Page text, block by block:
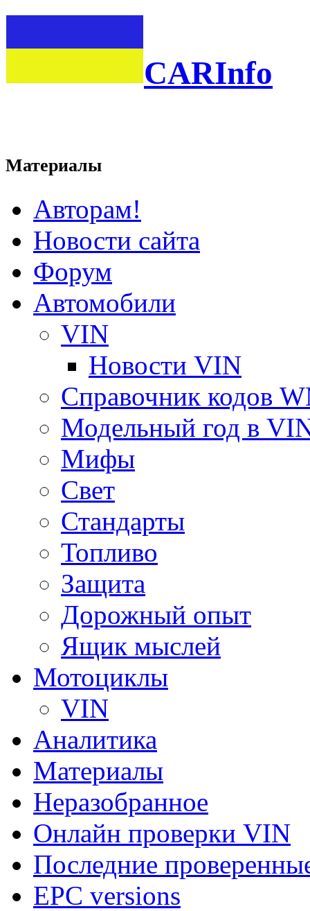
CARInfo
Материалы
Авторам!
Новости сайта
Форум
Автомобили
VIN
Новости VIN
Справочник кодов
Модельный год в
Мифы
Свет
Стандарты
Топливо
Защита
Дорожный опыт
Ящик мыслей
Мотоциклы
VIN
Аналитика
Материалы
Неразобранное
Онлайн проверки VIN
Последние
EPC versions